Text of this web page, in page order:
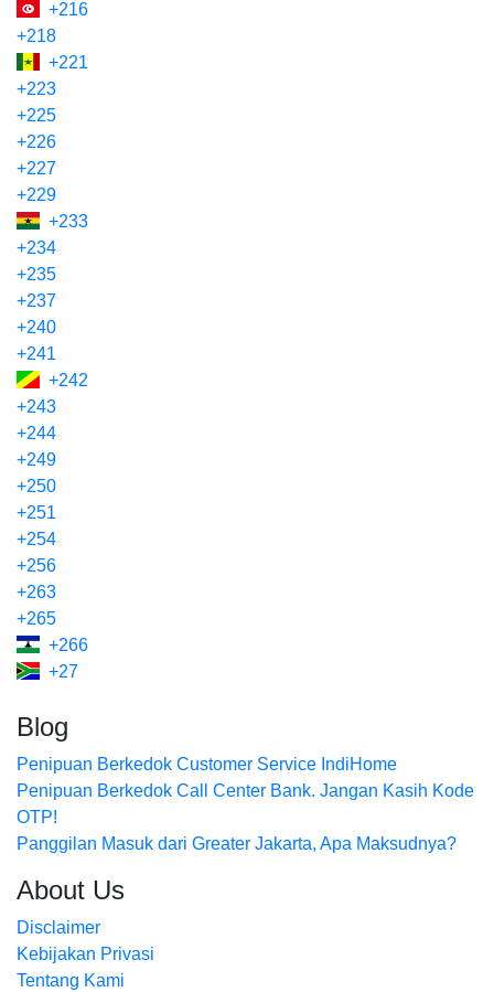
+216
+218
+221
+223
+225
+226
+227
+229
+233
+234
+235
+237
+240
+241
+242
+243
+244
+249
+250
+251
+254
+256
+263
+265
+266
+27
Blog
Penipuan Berkedok Customer Service IndiHome
Penipuan Berkedok Call Center Bank. Jangan Kasih Kode
OTP!
Panggilan Masuk dari Greater Jakarta, Apa Maksudnya?
About Us
Disclaimer
Kebijakan Privasi
Tentang Kami